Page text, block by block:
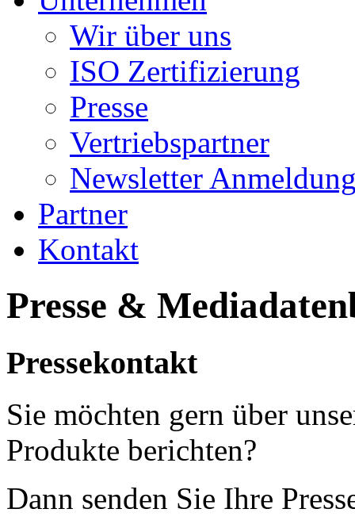
Wir über uns
ISO Zertifizierung
Presse
Vertriebspartner
Newsletter
Partner
Kontakt
Presse &
Pressekontakt
Sie möchten gern über
Produkte berichten?
Dann senden Sie Ihre